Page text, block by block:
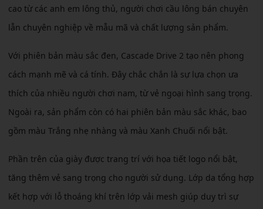
cao từ các anh em lông thủ, người chơi cầu lông bán chuyên
lẫn chuyên nghiệp về mẫu mã và chất lượng sản phẩm.
Với phiên bản màu sắc đen, Cascade Drive 2 tạo nên phong
cách mạnh mẽ và cá tính. Đây chắc chắn là sự lựa chọn ưa
thích của nhiều người chơi nam, từ vẻ ngoại hình sang trọng.
Ngoài ra, sản phẩm còn có hai phiên bản màu sắc khác, bao
gồm màu Trắng nhẹ nhàng và màu Xanh Chuối nổi bật.
Phần trên của giày được trang trí với họa tiết logo nổi bật,
tăng thêm vẻ sang trọng cho người sử dụng. Lớp da tổng hợp
kết hợp với lỗ thoáng khí trên lớp vải mesh giúp duy trì sự